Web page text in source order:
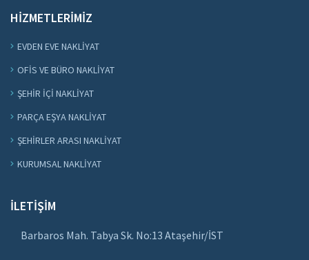
HIZMETLERIMIZ
EVDEN EVE NAKLIYAT
OFIS VE BÜRO NAKLIYAT
ŞEHIR IÇI NAKLIYAT
PARÇA EŞYA NAKLIYAT
ŞEHIRLER ARASI NAKLIYAT
KURUMSAL NAKLIYAT
İLETIŞIM
Barbaros Mah. Tabya Sk. No:13 Ataşehir/İST